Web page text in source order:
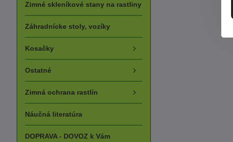
Zimné skleníkové stany na rastliny
Záhradnícke stoly, vozíky
Kosačky
Ostatné
Zimná ochrana rastlín
Náučná literatúra
DOPRAVA - DOVOZ k Vám